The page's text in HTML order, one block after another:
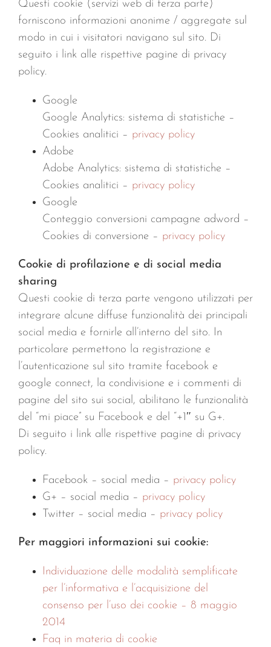
Questi cookie (servizi web di terza parte)
forniscono informazioni anonime / aggregate sul
modo in cui i visitatori navigano sul sito. Di
seguito i link alle rispettive pagine di privacy
policy.
Google
Google Analytics: sistema di statistiche –
Cookies analitici – privacy policy
Adobe
Adobe Analytics: sistema di statistiche –
Cookies analitici – privacy policy
Google
Conteggio conversioni campagne adword –
Cookies di conversione – privacy policy
Cookie di profilazione e di social media
sharing
Questi cookie di terza parte vengono utilizzati per
integrare alcune diffuse funzionalità dei principali
social media e fornirle all’interno del sito. In
particolare permettono la registrazione e
l’autenticazione sul sito tramite facebook e
google connect, la condivisione e i commenti di
pagine del sito sui social, abilitano le funzionalità
del “mi piace” su Facebook e del “+1″ su G+.
Di seguito i link alle rispettive pagine di privacy
policy.
Facebook – social media – privacy policy
G+ – social media – privacy policy
Twitter – social media – privacy policy
Per maggiori informazioni sui cookie:
Individuazione delle modalità semplificate
per l’informativa e l’acquisizione del
consenso per l’uso dei cookie – 8 maggio
2014
Faq in materia di cookie